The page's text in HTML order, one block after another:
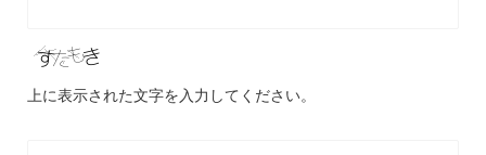
上に表示された文字を入力してください。